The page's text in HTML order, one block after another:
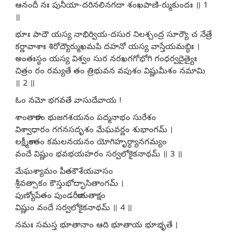
ఆనందీ నః పునీయా-దరినలినగదా శంఖపాణి-ర్ముకుందః ॥ 1
॥
భూః పాదౌ యస్య నాభిర్వియ-దసుర నిలశ్చంద్ర సూర్యౌ చ నేత్రే
కర్ణావాశాః శిరోద్యౌర్ముఖమపి దహనో యస్య వాస్తేయమబ్ధిః ।
అంతఃస్థం యస్య విశ్వం సుర నరఖగగోభోగి గంధర్వదైత్యైః
చిత్రం రం రమ్యతే తం త్రిభువన వపుశం విష్ణుమీశం నమామి
॥ 2 ॥
ఓం నమో భగవతే వాసుదేవాయ !
శాంతాకారం భుజగశయనం పద్మనాభం సురేశం
విశ్వాధారం గగనసదృశం మేఘవర్ణం శుభాంగమ్ ।
లక్ష్మీకాంతం కమలనయనం యోగిహృర్ధ్యానగమ్యం
వందే విష్ణుం భవభయహరం సర్వలోకైకనాథమ్ ॥ 3 ॥
మేఘశ్యామం పీతకౌశేయవాసం
శ్రీవత్సాకం కౌస్తుభోద్భాసితాంగమ్ ।
పుణ్యోపేతం పుండరీకాయతాక్షం
విష్ణుం వందే సర్వలోకైకనాథమ్ ॥ 4 ॥
నమః సమస్త భూతానాం ఆది భూతాయ భూభృతే ।